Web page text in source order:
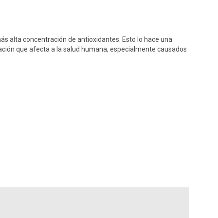
alta concentración de antioxidantes. Esto lo hace una
que afecta a la salud humana, especialmente causados